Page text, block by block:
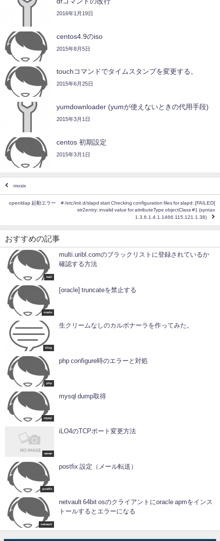
2016年1月19日
centos4.9のiso
2015年8月5日
touchコマンドでタイムスタンプを変更する。
2015年6月25日
yumdownloader (yumが使えないときの代用手段)
2015年3月1日
centos 初期設定
2015年3月1日
mosix
openldap 起動エラー # /etc/init.d/slapd start Checking configuration files for slapd: [FAILED]
str2entry: invalid value for attributeType objectClass #1 (syntax
1.3.6.1.4.1.1466.115.121.1.38)
おすすめの記事
mail
multi.uribl.comのブラックリストに登録されているか
確認する方法
oracle
[oracle] truncateを禁止する
blog
生クリームなしのカルボナーラを作ってみた。
php
php configure時のエラーと対処
mysql
mysql dump取得
server
iLO4のTCPポート変更方法
postfix
postfix 設定（メール転送）
netvault
netvault 64bit osのクライアントにoracle apmをインス
トールするとエラーになる